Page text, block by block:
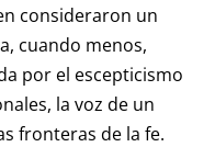
consideraron un
cuando menos,
por el escepticismo
la voz de un
fronteras de la fe.